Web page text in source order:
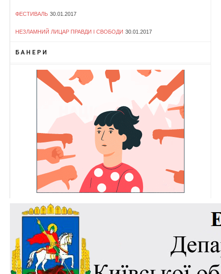
ФЕСТИВАЛЬ 30.01.2017
НЕЗЛАМНИЙ ЛИЦАР ПРАВДИ І СВОБОДИ 30.01.2017
БАНЕРИ